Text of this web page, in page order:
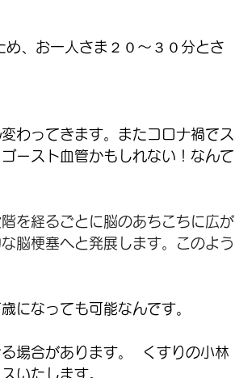
、お一人さま２０～３０分とさ
わってきます。またコロナ禍でス
ースト血管かもしれない！なんて
を経るごとに脳のあちこちに広が
脳梗塞へと発展します。このよう
になっても可能なんです。
場合があります。  くすりの小林
いたします。